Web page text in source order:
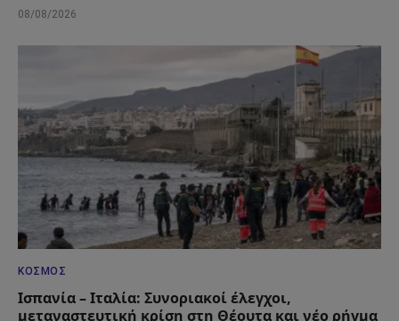
08/08/2026
ΚΌΣΜΟΣ
Ισπανία – Ιταλία: Συνοριακοί έλεγχοι,
μεταναστευτική κρίση στη Θέουτα και νέο ρήγμα